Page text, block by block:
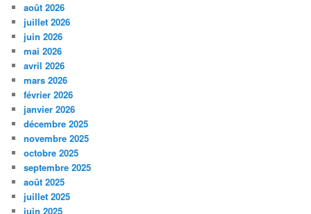
août 2026
juillet 2026
juin 2026
mai 2026
avril 2026
mars 2026
février 2026
janvier 2026
décembre 2025
novembre 2025
octobre 2025
septembre 2025
août 2025
juillet 2025
juin 2025